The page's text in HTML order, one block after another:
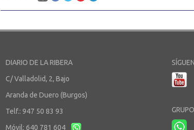
DIARIO DE LA RIBERA
C/ Valladolid, 2, Bajo
Aranda de Duero (Burgos)
Telf.: 947 50 83 93
Móvil: 640 781 604